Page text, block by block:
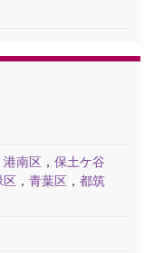
港南区 ， 保土ケ谷
区 ， 青葉区 ， 都筑